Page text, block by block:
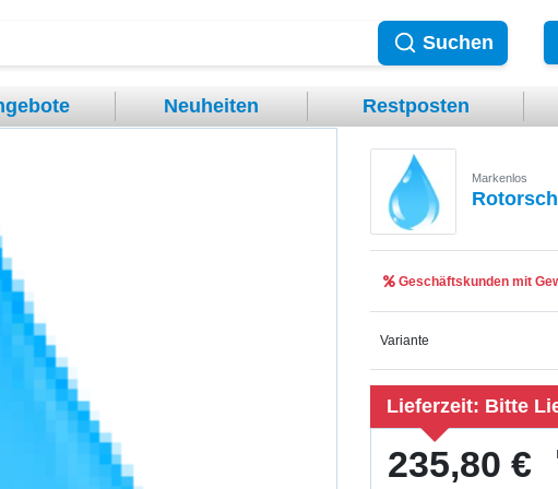
Suchen
Neuheiten Restposten
Markenlos
Geschäftskunden mit
Variante
Lieferzeit: Bitte
235,80 €